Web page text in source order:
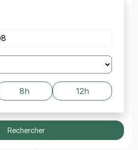
8h 12h
Rechercher